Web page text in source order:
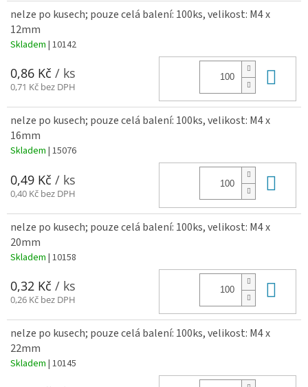
nelze po kusech; pouze celá balení: 100ks, velikost: M4 x
12mm
Skladem | 10142
0,86 Kč / ks
0,71 Kč bez DPH
nelze po kusech; pouze celá balení: 100ks, velikost: M4 x
16mm
Skladem | 15076
0,49 Kč / ks
0,40 Kč bez DPH
nelze po kusech; pouze celá balení: 100ks, velikost: M4 x
20mm
Skladem | 10158
0,32 Kč / ks
0,26 Kč bez DPH
nelze po kusech; pouze celá balení: 100ks, velikost: M4 x
22mm
Skladem | 10145